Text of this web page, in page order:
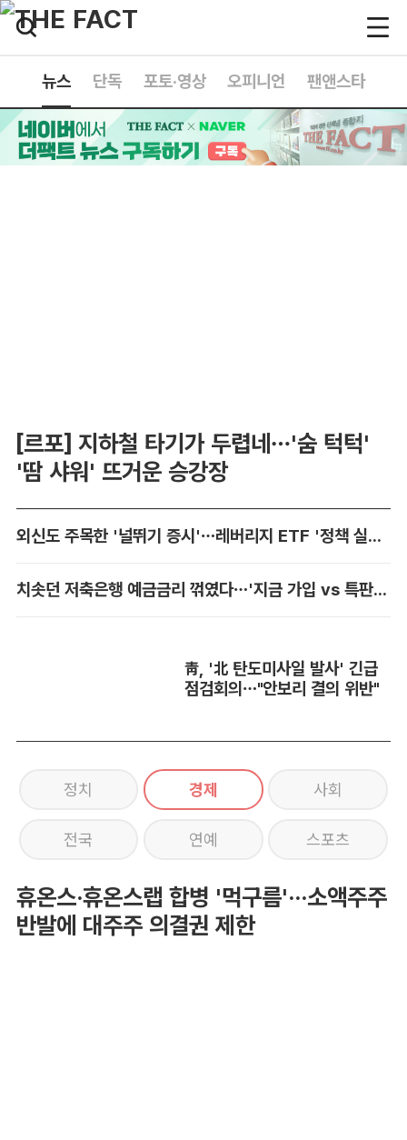
뉴스 단독 포토·영상 오피니언 팬앤스타
[르포] 지하철 타기가 두렵네…'숨 턱턱'
'땀 샤워' 뜨거운 승강장
외신도 주목한 '널뛰기 증시'…레버리지 ETF '정책 실패' 책임론 공방
치솟던 저축은행 예금금리 꺾였다…'지금 가입 vs 특판 대기' 셈법 복잡
靑, '北 탄도미사일 발사' 긴급
점검회의…"안보리 결의 위반"
정치 경제 사회
전국 연예 스포츠
휴온스·휴온스랩 합병 '먹구름'···소액주주
반발에 대주주 의결권 제한